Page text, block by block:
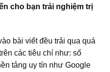
cho bạn trải nghiệm trị
bài viết đều trải qua quá
các tiêu chí như: số
tảng uy tín như Google